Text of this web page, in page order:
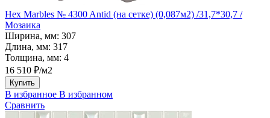
Hex Marbles № 4300 Antid (на сетке) (0,087м2) /31,7*30,7 /
Мозаика
Ширина, мм: 307
Длина, мм: 317
Толщина, мм: 4
16 510 ₽/м2
Купить
В избранное В избранном
Сравнить